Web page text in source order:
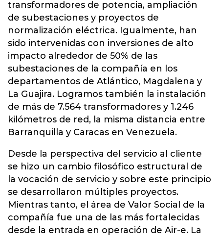
transformadores de potencia, ampliación
de subestaciones y proyectos de
normalización eléctrica. Igualmente, han
sido intervenidas con inversiones de alto
impacto alrededor de 50% de las
subestaciones de la compañía en los
departamentos de Atlántico, Magdalena y
La Guajira. Logramos también la instalación
de más de 7.564 transformadores y 1.246
kilómetros de red, la misma distancia entre
Barranquilla y Caracas en Venezuela.
Desde la perspectiva del servicio al cliente
se hizo un cambio filosófico estructural de
la vocación de servicio y sobre este principio
se desarrollaron múltiples proyectos.
Mientras tanto, el área de Valor Social de la
compañía fue una de las más fortalecidas
desde la entrada en operación de Air-e. La